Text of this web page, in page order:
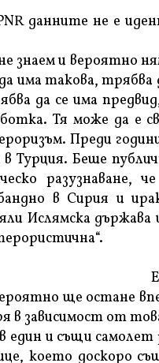
данните не е
знаем и вероятно
има такова, трябва
да се има
Тя може да е
Преди
в Турция. Беше
разузнаване,
в Сирия и
Ислямска
ще остане
в зависимост от
един и същи
което доскоро